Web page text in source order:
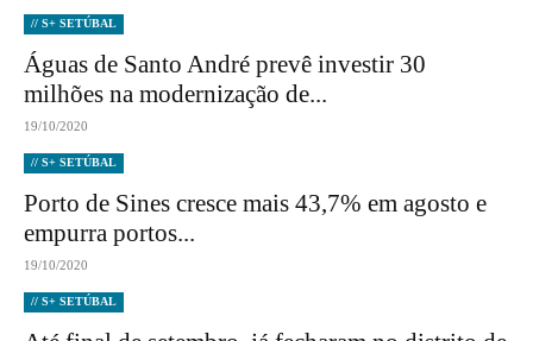
// S+ SETÚBAL
Águas de Santo André prevê investir 30
milhões na modernização de...
19/10/2020
// S+ SETÚBAL
Porto de Sines cresce mais 43,7% em agosto e
empurra portos...
19/10/2020
// S+ SETÚBAL